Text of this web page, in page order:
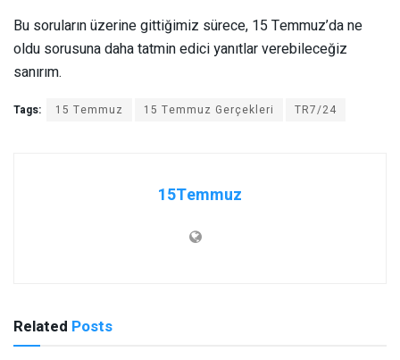
Bu soruların üzerine gittiğimiz sürece, 15 Temmuz’da ne
oldu sorusuna daha tatmin edici yanıtlar verebileceğiz
sanırım.
Tags: 15 Temmuz 15 Temmuz Gerçekleri TR7/24
15Temmuz
Related Posts